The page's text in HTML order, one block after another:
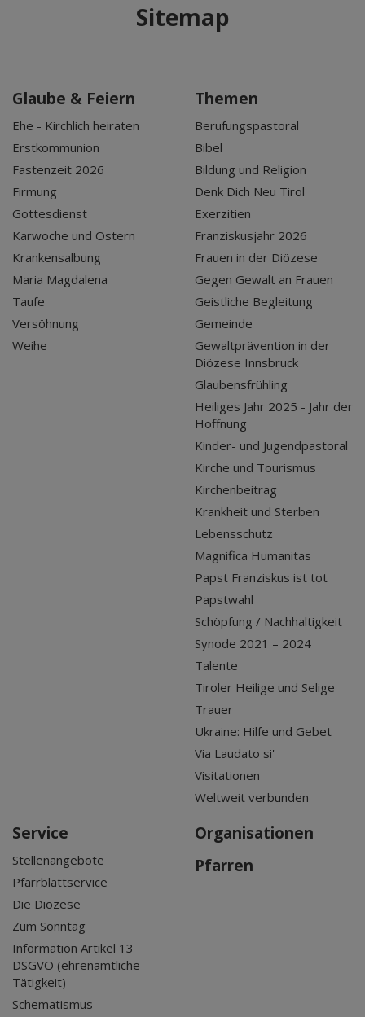
Sitemap
Glaube & Feiern
Ehe - Kirchlich heiraten
Erstkommunion
Fastenzeit 2026
Firmung
Gottesdienst
Karwoche und Ostern
Krankensalbung
Maria Magdalena
Taufe
Versöhnung
Weihe
Themen
Berufungspastoral
Bibel
Bildung und Religion
Denk Dich Neu Tirol
Exerzitien
Franziskusjahr 2026
Frauen in der Diözese
Gegen Gewalt an Frauen
Geistliche Begleitung
Gemeinde
Gewaltprävention in der
Diözese Innsbruck
Glaubensfrühling
Heiliges Jahr 2025 - Jahr der
Hoffnung
Kinder- und Jugendpastoral
Kirche und Tourismus
Kirchenbeitrag
Krankheit und Sterben
Lebensschutz
Magnifica Humanitas
Papst Franziskus ist tot
Papstwahl
Schöpfung / Nachhaltigkeit
Synode 2021 – 2024
Talente
Tiroler Heilige und Selige
Trauer
Ukraine: Hilfe und Gebet
Via Laudato si'
Visitationen
Weltweit verbunden
Service
Stellenangebote
Pfarrblattservice
Die Diözese
Zum Sonntag
Information Artikel 13
DSGVO (ehrenamtliche
Tätigkeit)
Schematismus
Organisationen
Pfarren